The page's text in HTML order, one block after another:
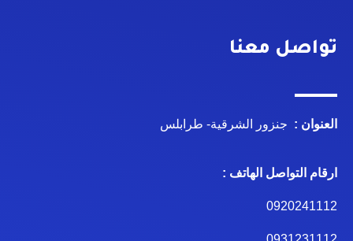
تواصل معنا
العنوان : جنزور الشرقية- طرابلس
ارقام التواصل الهاتف :
0920241112